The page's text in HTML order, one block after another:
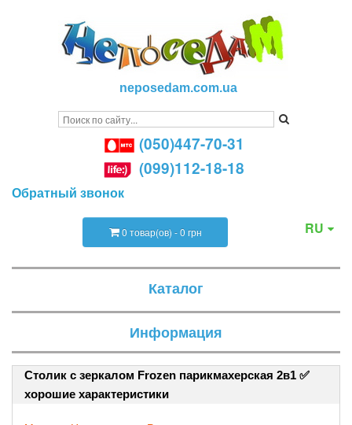
neposedam.com.ua
(050)447-70-31
(099)112-18-18
Обратный звонок
RU
0 товар(ов) - 0 грн
Каталог
Информация
Столик с зеркалом Frozen парикмахерская 2в1 ✅
хорошие характеристики